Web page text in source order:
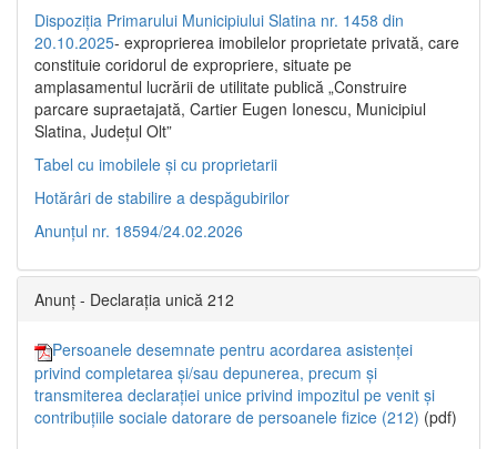
Dispoziția Primarului Municipiului Slatina nr. 1458 din
20.10.2025- exproprierea imobilelor proprietate privată, care
constituie coridorul de expropriere, situate pe
amplasamentul lucrării de utilitate publică „Construire
parcare supraetajată, Cartier Eugen Ionescu, Municipiul
Slatina, Județul Olt”
Tabel cu imobilele și cu proprietarii
Hotărâri de stabilire a despăgubirilor
Anunțul nr. 18594/24.02.2026
Anunț - Declarația unică 212
Persoanele desemnate pentru acordarea asistenței
privind completarea și/sau depunerea, precum și
transmiterea declarației unice privind impozitul pe venit și
contribuțiile sociale datorare de persoanele fizice (212) (pdf)